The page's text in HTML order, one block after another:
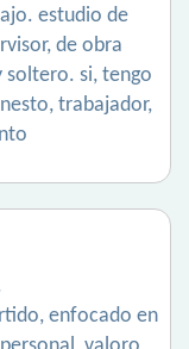
estudio de
de obra
soltero. si, tengo
trabajador,
enfocado en